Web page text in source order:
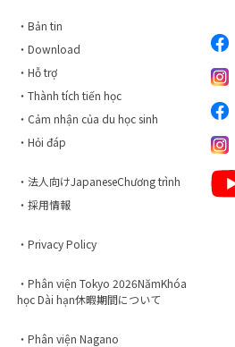
・Bản tin
・Download
・Hỗ trợ
・Thành tích tiến học
・Cảm nhận của du học sinh
・Hỏi đáp
・法人向けJapaneseChương trình
・採用情報
・Privacy Policy
・Phân viện Tokyo 2026NămKhóa
học Dài hạn休暇期間について
・Phân viện Nagano